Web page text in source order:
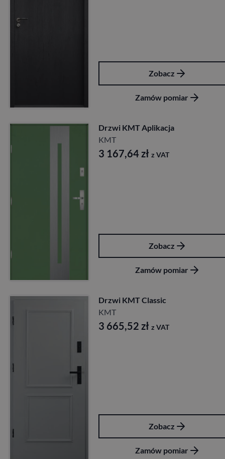
Zobacz
Zamów pomiar
Drzwi KMT Aplikacja
KMT
3 167,64zł z VAT
Zobacz
Zamów pomiar
Drzwi KMT Classic
KMT
3 665,52 zł z VAT
Zobacz
Zamów pomiar